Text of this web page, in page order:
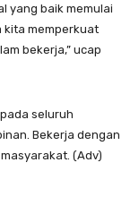
yang baik memulai
kita memperkuat
bekerja,” ucap
seluruh
Bekerja dengan
(Adv)